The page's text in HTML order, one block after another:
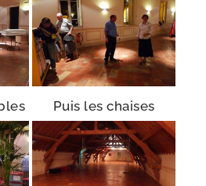
Puis les chaises